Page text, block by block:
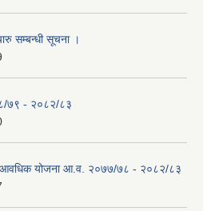
सम्बन्धी सूचना ।
७९ - २०८२/८३
आवधिक योजना आ.व. २०७७/७८ - २०८२/८३